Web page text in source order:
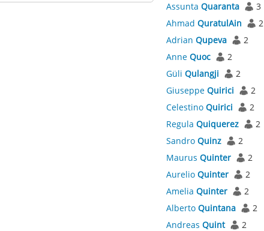
Assunta Quaranta
3
Ahmad QuratulAin
2
Adrian Qupeva
2
Anne Quoc
2
Güli Qulangji
2
Giuseppe Quirici
2
Celestino Quirici
2
Regula Quiquerez
2
Sandro Quinz
2
Maurus Quinter
2
Aurelio Quinter
2
Amelia Quinter
2
Alberto Quintana
2
Andreas Quint
2